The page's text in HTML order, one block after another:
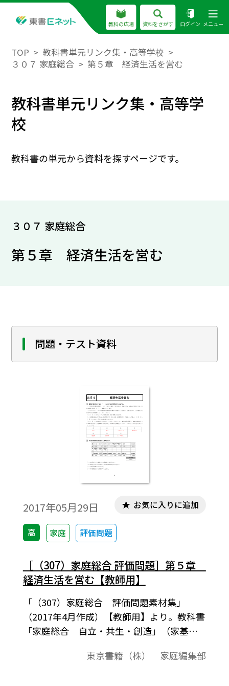
教科の広場 資料をさがす ログイン メニュー
TOP
教科書単元リンク集・高等学校
３０７ 家庭総合
第５章 経済生活を営む
教科書単元リンク集・高等学
校
教科書の単元から資料を探すページです。
３０７ 家庭総合
第５章 経済生活を営む
問題・テスト資料
2017年05月29日
高 家庭 評価問題
お気に入りに追加
［（307）家庭総合 評価問題］第５章
経済生活を営む【教師用】
「（307）家庭総合 評価問題素材集」
（2017年4月作成）【教師用】より。教科書
「家庭総合 自立・共生・創造」（家基
成29-32（2017-2020）年度用教科書。
東京書籍（株） 家庭編集部